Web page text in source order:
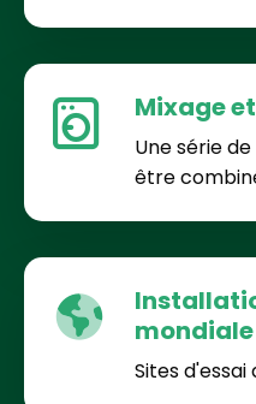
Mixage
Une série
être
mondiale
Sites d'essai